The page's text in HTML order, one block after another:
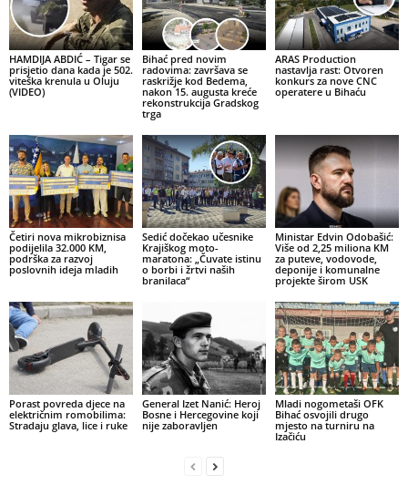
HAMDIJA ABDIĆ – Tigar se
prisjetio dana kada je 502.
viteška krenula u Oluju
(VIDEO)
Bihać pred novim
radovima: završava se
raskrižje kod Bedema,
nakon 15. augusta kreće
rekonstrukcija Gradskog
trga
ARAS Production
nastavlja rast: Otvoren
konkurs za nove CNC
operatere u Bihaću
Četiri nova mikrobiznisa
podijelila 32.000 KM,
podrška za razvoj
poslovnih ideja mladih
Sedić dočekao učesnike
Krajiškog moto-
maratona: „Čuvate istinu
o borbi i žrtvi naših
branilaca“
Ministar Edvin Odobašić:
Više od 2,25 miliona KM
za puteve, vodovode,
deponije i komunalne
projekte širom USK
Porast povreda djece na
električnim romobilima:
Stradaju glava, lice i ruke
General Izet Nanić: Heroj
Bosne i Hercegovine koji
nije zaboravljen
Mladi nogometaši OFK
Bihać osvojili drugo
mjesto na turniru na
Izačiću